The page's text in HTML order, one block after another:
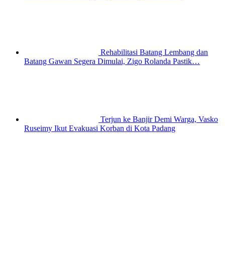
Rehabilitasi Batang Lembang dan
Batang Gawan Segera Dimulai, Zigo Rolanda Pastik…
Terjun ke Banjir Demi Warga, Vasko
Ruseimy Ikut Evakuasi Korban di Kota Padang